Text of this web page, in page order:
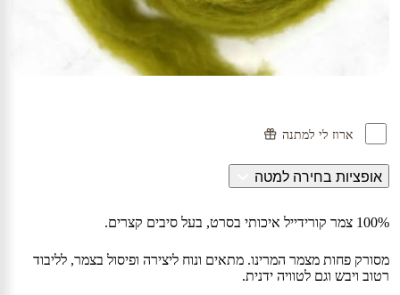
ארוז לי למתנה
אופציות בחירה למטה
100% צמר קורידייל איכותי בסרט, בעל סיבים קצרים.
מסורק פחות מצמר המרינו. מתאים ונוח ליצירה ופיסול בצמר, לליבוד
רטוב ויבש וגם לטוויה ידנית.